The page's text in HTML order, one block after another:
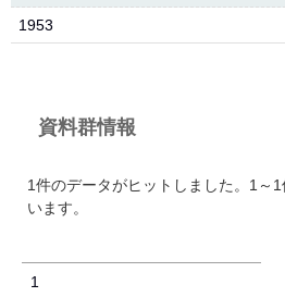
1953
資料群情報
1件のデータがヒットしました。1～
います。
1